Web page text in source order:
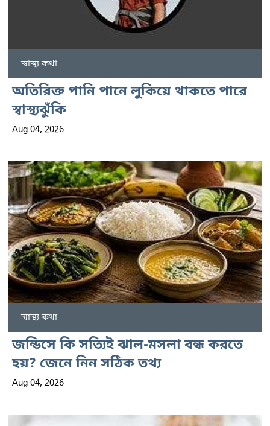
স্বাস্থ্য কথা
অতিরিক্ত পানি পানে লুকিয়ে থাকতে পারে
স্বাস্থ্যঝুঁকি
Aug 04, 2026
স্বাস্থ্য কথা
জন্ডিসে কি সত্যিই ঝাল-মসলা বন্ধ করতে
হয়? জেনে নিন সঠিক তথ্য
Aug 04, 2026